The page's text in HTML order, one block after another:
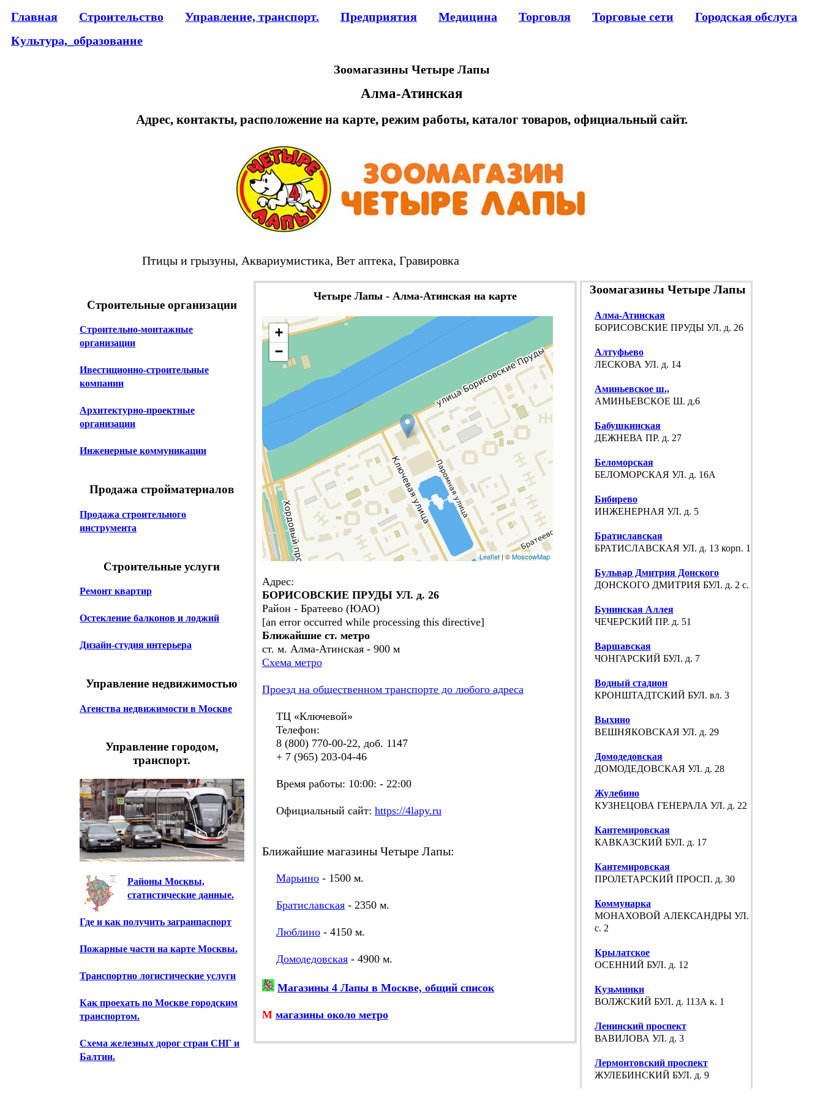
Главная Строительство Управление, транспорт. Предприятия Медицина Торговля Торговые сети
Городская обслуга
Культура,_образование
Зоомагазины Четыре Лапы
Алма-Атинская
Адрес, контакты, расположение на карте, режим работы, каталог товаров, официальный сайт.
Птицы и грызуны, Аквариумистика, Вет аптека, Гравировка
Строительные организации
Строительно-монтажные
организации
Ивестиционно-строительные
компании
Архитектурно-проектные
организации
Инженерные коммуникации
Продажа стройматериалов
Продажа строительного
инструмента
Строительные услуги
Ремонт квартир
Остекление балконов и лоджий
Дизайн-студия интерьера
Управление недвижимостью
Агенства недвижимости в Москве
Управление городом,
транспорт.
Районы Москвы,
статистические данные.
Где и как получить загранпаспорт
Пожарные части на карте Москвы.
Транспортно логистические услуги
Как проехать по Москве городским
транспортом.
Схема железных дорог стран СНГ и
Балтии.
Четыре Лапы - Алма-Атинская на карте
+
−
Leaflet| ©MoscowMap
Адрес:
БОРИСОВСКИЕ ПРУДЫ УЛ. д. 26
Район - Братеево (ЮАО)
[an error occurred while processing this directive]
Ближайшие ст. метро
ст. м. Алма-Атинская - 900 м
Схема метро
Проезд на общественном транспорте до любого адреса
ТЦ «Ключевой»
Телефон:
8 (800) 770-00-22, доб. 1147
+ 7 (965) 203-04-46
Время работы: 10:00: - 22:00
Официальный сайт: https://4lapy.ru
Ближайшие магазины Четыре Лапы:
Марьино- 1500 м.
Братиславская- 2350 м.
Люблино- 4150 м.
Домодедовская- 4900 м.
Магазины 4 Лапы в Москве, общий список
М магазины около метро
Зоомагазины Четыре Лапы
Алма-Атинская
БОРИСОВСКИЕ ПРУДЫ УЛ. д. 26
Алтуфьево
ЛЕСКОВА УЛ. д. 14
Аминьевское ш.,
АМИНЬЕВСКОЕ Ш. д.6
Бабушкинская
ДЕЖНЕВА ПР. д. 27
Беломорская
БЕЛОМОРСКАЯ УЛ. д. 16А
Бибирево
ИНЖЕНЕРНАЯ УЛ. д. 5
Братиславская
БРАТИСЛАВСКАЯ УЛ. д. 13 корп. 1
Бульвар Дмитрия Донского
ДОНСКОГО ДМИТРИЯ БУЛ. д. 2 с. 1
Бунинская Аллея
ЧЕЧЕРСКИЙ ПР. д. 51
Варшавская
ЧОНГАРСКИЙ БУЛ. д. 7
Водный стадион
КРОНШТАДТСКИЙ БУЛ. вл. 3
Выхино
ВЕШНЯКОВСКАЯ УЛ. д. 29
Домодедовская
ДОМОДЕДОВСКАЯ УЛ. д. 28
Жулебино
КУЗНЕЦОВА ГЕНЕРАЛА УЛ. д. 22
Кантемировская
КАВКАЗСКИЙ БУЛ. д. 17
Кантемировская
ПРОЛЕТАРСКИЙ ПРОСП. д. 30
Коммунарка
МОНАХОВОЙ АЛЕКСАНДРЫ УЛ. д. 30
с. 2
Крылатское
ОСЕННИЙ БУЛ. д. 12
Кузьминки
ВОЛЖСКИЙ БУЛ. д. 113А к. 1
Ленинский проспект
ВАВИЛОВА УЛ. д. 3
Лермонтовский проспект
ЖУЛЕБИНСКИЙ БУЛ. д. 9